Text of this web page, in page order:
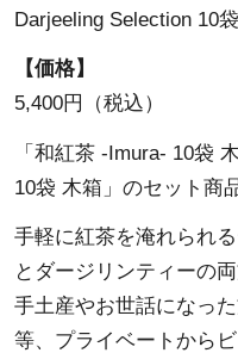
Darjeeling Selection 10
【価格】
5,400円（税込）
「和紅茶 -Imura- 10袋
10袋 木箱」のセット商
手軽に紅茶を淹れられ
とダージリンティーの
手土産やお世話になっ
等、プライベートから